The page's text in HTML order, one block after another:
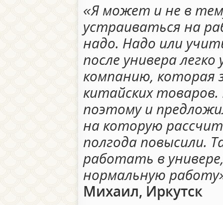
«Я может и не в
устраиваться на
надо. Надо или
после универа
компанию, которая
китайских
поэтому и
на которую
полгода повысили.
работать в
нормальную
Михаил, Иркутск